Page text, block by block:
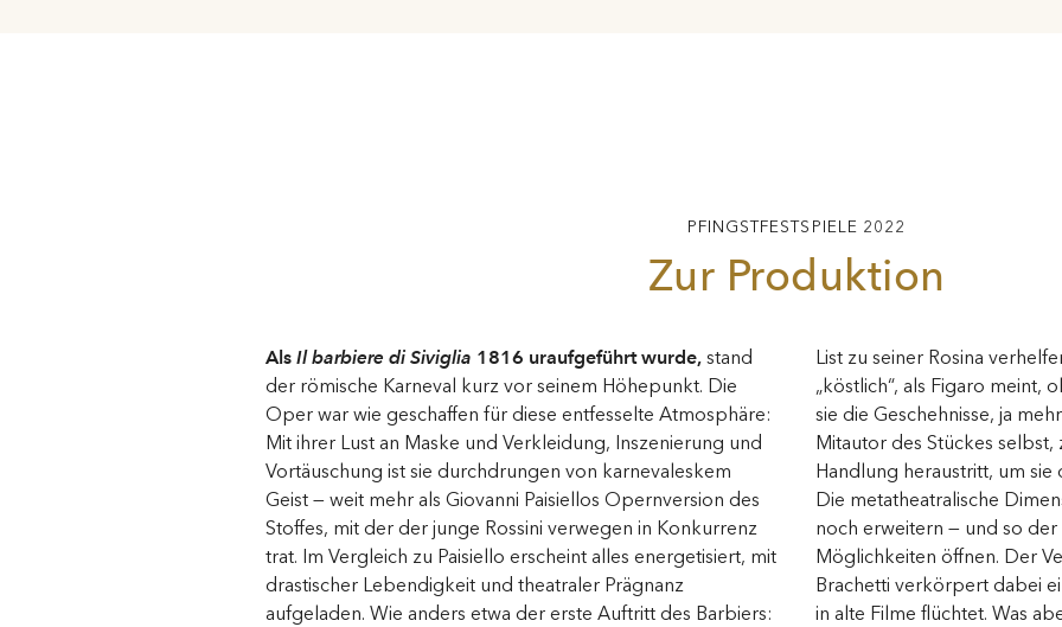
PFINGSTFESTSPIELE 2022
Zur Produktion
Als Il barbiere di Siviglia 1816 uraufgeführt wurde,stand
der römische Karneval kurz vor seinem Höhepunkt. Die
Oper war wie geschaffen für diese entfesselte Atmosphäre:
Mit ihrer Lust an Maske und Verkleidung, Inszenierung und
Vortäuschung ist sie durchdrungen von karnevaleskem
Geist — weit mehr als Giovanni Paisiellos Opernversion des
Stoffes, mit der der junge Rossini verwegen in Konkurrenz
trat. Im Vergleich zu Paisiello erscheint alles energetisiert, mit
drastischer Lebendigkeit und theatraler Prägnanz
aufgeladen. Wie anders etwa der erste Auftritt des Barbiers:
List zu seiner Rosina verhelfen sollen, sind zwar weniger
„köstlich“, als Figaro meint, ohne Zweifel aber bestimmen
sie die Geschehnisse, ja mehr noch: Figaro wirkt wie ein
Mitautor des Stückes selbst, zumal er immer wieder aus der
Handlung heraustritt, um sie distanziert zu kommentieren.
Die metatheatralische Dimension wird Rolando Villazón
noch erweitern — und so der Komik und Poesie neue
Möglichkeiten öffnen. Der Verwandlungskünstler Arturo
Brachetti verkörpert dabei einen Tagträumer, der sich gerne
in alte Filme flüchtet. Was aber, wenn die Filmfiguren